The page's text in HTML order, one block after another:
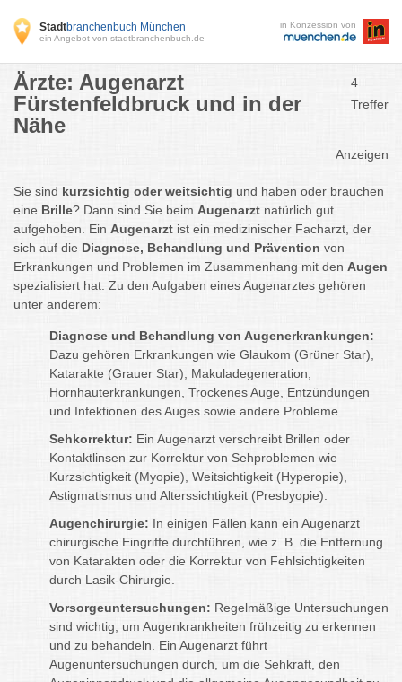
Stadtbranchenbuch München
ein Angebot von stadtbranchenbuch.de
in Konzession von
Ärzte: Augenarzt
Fürstenfeldbruck und in der
Nähe
4
Treffer
Anzeigen
Sie sind kurzsichtig oder weitsichtig und haben oder brauchen
eine Brille? Dann sind Sie beim Augenarzt natürlich gut
aufgehoben. Ein Augenarzt ist ein medizinischer Facharzt, der
sich auf die Diagnose, Behandlung und Prävention von
Erkrankungen und Problemen im Zusammenhang mit den Augen
spezialisiert hat. Zu den Aufgaben eines Augenarztes gehören
unter anderem:
Diagnose und Behandlung von Augenerkrankungen:
Dazu gehören Erkrankungen wie Glaukom (Grüner Star),
Katarakte (Grauer Star), Makuladegeneration,
Hornhauterkrankungen, Trockenes Auge, Entzündungen
und Infektionen des Auges sowie andere Probleme.
Sehkorrektur: Ein Augenarzt verschreibt Brillen oder
Kontaktlinsen zur Korrektur von Sehproblemen wie
Kurzsichtigkeit (Myopie), Weitsichtigkeit (Hyperopie),
Astigmatismus und Alterssichtigkeit (Presbyopie).
Augenchirurgie: In einigen Fällen kann ein Augenarzt
chirurgische Eingriffe durchführen, wie z. B. die Entfernung
von Katarakten oder die Korrektur von Fehlsichtigkeiten
durch Lasik-Chirurgie.
Vorsorgeuntersuchungen: Regelmäßige Untersuchungen
sind wichtig, um Augenkrankheiten frühzeitig zu erkennen
und zu behandeln. Ein Augenarzt führt
Augenuntersuchungen durch, um die Sehkraft, den